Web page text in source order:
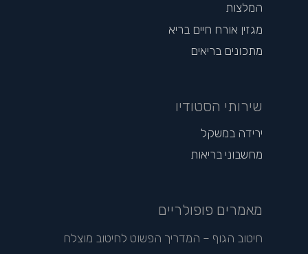
המלצות
מגזין אורח חיים בריא
מתכונים בריאים
שירותי הסטודיו
ירידה במשקל
מחשבוני בריאות
מאמרים פופולריים
חיטוב הגוף – המדריך הפשוט לחיטוב מוצלח